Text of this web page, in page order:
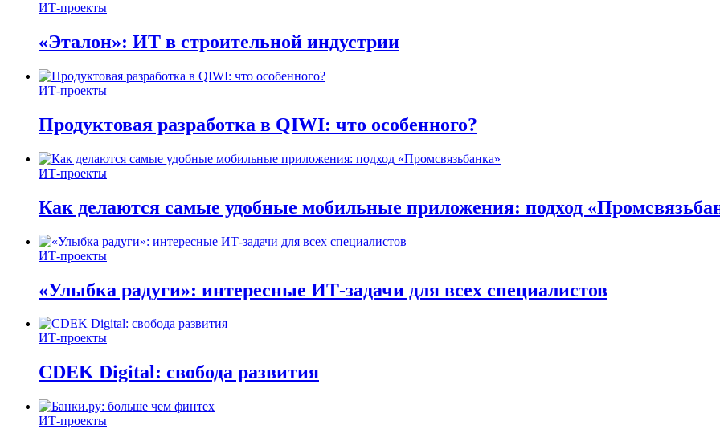
ИТ-проекты
«Эталон»: ИТ в строительной индустрии
ИТ-проекты
Продуктовая разработка в QIWI: что особенного?
ИТ-проекты
Как делаются самые удобные мобильные приложения: подход
ИТ-проекты
«Улыбка радуги»: интересные ИТ-задачи для всех специалистов
ИТ-проекты
CDEK Digital: свобода развития
ИТ-проекты